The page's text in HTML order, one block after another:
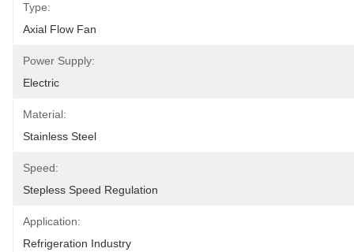
Type:
Axial Flow Fan
Power Supply:
Electric
Material:
Stainless Steel
Speed:
Stepless Speed Regulation
Application:
Refrigeration Industry